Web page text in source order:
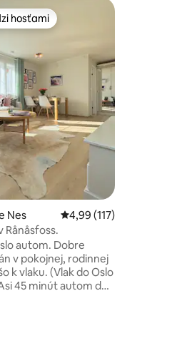
počet hodnotení: 321
hosťami
hosťami
Nes Priemerné
4,99 (117)
Rånåsfoss.
Dobre
v pokojnej, rodinnej
potravín, lekární,
grilu a